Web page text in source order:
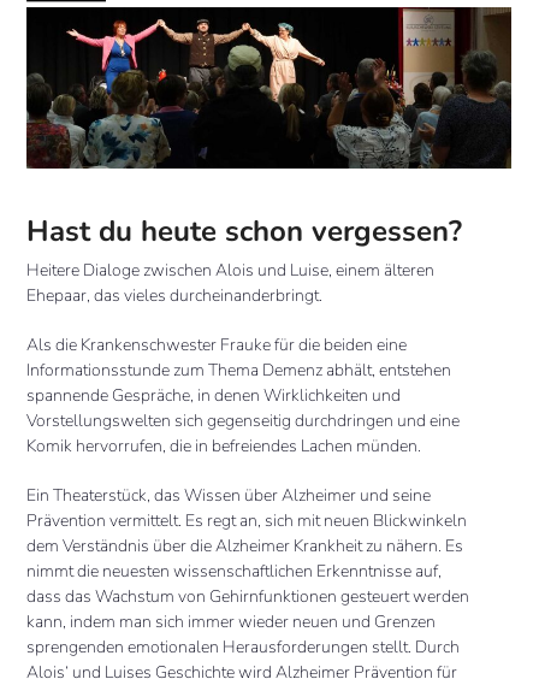
menu
menu
Hast du heute schon vergessen?
Heitere Dialoge zwischen Alois und Luise, einem älteren
Ehepaar, das vieles durcheinanderbringt.
Als die Krankenschwester Frauke für die beiden eine
Informationsstunde zum Thema Demenz abhält, entstehen
spannende Gespräche, in denen Wirklichkeiten und
Vorstellungswelten sich gegenseitig durchdringen und eine
Komik hervorrufen, die in befreiendes Lachen münden.
Ein Theaterstück, das Wissen über Alzheimer und seine
Prävention vermittelt. Es regt an, sich mit neuen Blickwinkeln
dem Verständnis über die Alzheimer Krankheit zu nähern. Es
nimmt die neuesten wissenschaftlichen Erkenntnisse auf,
dass das Wachstum von Gehirnfunktionen gesteuert werden
kann, indem man sich immer wieder neuen und Grenzen
sprengenden emotionalen Herausforderungen stellt. Durch
Alois‘ und Luises Geschichte wird Alzheimer Prävention für